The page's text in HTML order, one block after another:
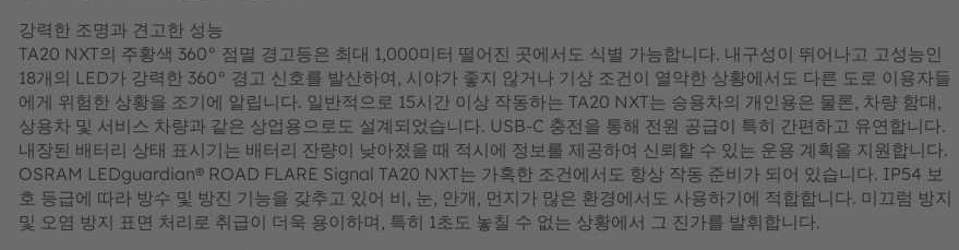
강력한 조명과 견고한 성능
TA20 NXT의 주황색 360° 점멸 경고등은 최대 1,000미터 떨어진 곳에서도 식별 가능합니다. 내구성이 뛰어나고 고성능인
18개의 LED가 강력한 360° 경고 신호를 발산하여, 시야가 좋지 않거나 기상 조건이 열악한 상황에서도 다른 도로 이용자들
에게 위험한 상황을 조기에 알립니다. 일반적으로 15시간 이상 작동하는 TA20 NXT는 승용차의 개인용은 물론, 차량 함대,
상용차 및 서비스 차량과 같은 상업용으로도 설계되었습니다. USB-C 충전을 통해 전원 공급이 특히 간편하고 유연합니다.
내장된 배터리 상태 표시기는 배터리 잔량이 낮아졌을 때 적시에 정보를 제공하여 신뢰할 수 있는 운용 계획을 지원합니다.
OSRAM LEDguardian® ROAD FLARE Signal TA20 NXT는 가혹한 조건에서도 항상 작동 준비가 되어 있습니다. IP54 보
호 등급에 따라 방수 및 방진 기능을 갖추고 있어 비, 눈, 안개, 먼지가 많은 환경에서도 사용하기에 적합합니다. 미끄럼 방지
및 오염 방지 표면 처리로 취급이 더욱 용이하며, 특히 1초도 놓칠 수 없는 상황에서 그 진가를 발휘합니다.